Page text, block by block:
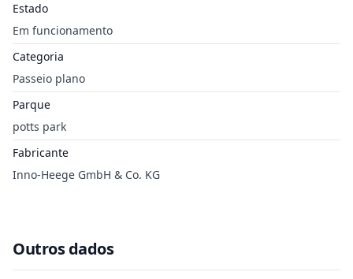
Estado
Em funcionamento
Categoria
Passeio plano
Parque
potts park
Fabricante
Inno-Heege GmbH & Co. KG
Outros dados